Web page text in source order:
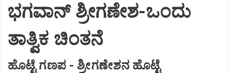
ಭಗವಾನ್‌ ಶ್ರೀಗಣೇಶ-ಒಂದು
ತಾತ್ವಿಕ ಚಿಂತನೆ
ಹೊಟ್ಟೆ ಗಣಪ - ಶ್ರೀಗಣೇಶನ ಹೊಟ್ಟೆ